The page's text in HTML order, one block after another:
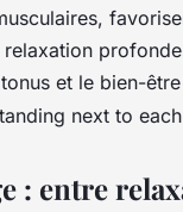
et le bien-
: entre